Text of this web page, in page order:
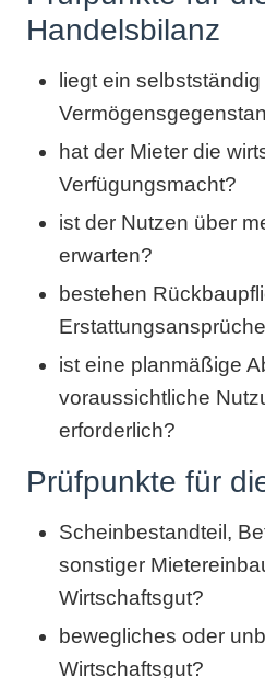
Handelsbilanz
liegt ein
hat der Mieter die
Verfügungsmacht?
ist der Nutzen über
erwarten?
bestehen
ist eine planmäßige
voraussichtliche
erforderlich?
Prüfpunkte für
Scheinbestandteil,
sonstiger
Wirtschaftsgut?
bewegliches oder
Wirtschaftsgut?